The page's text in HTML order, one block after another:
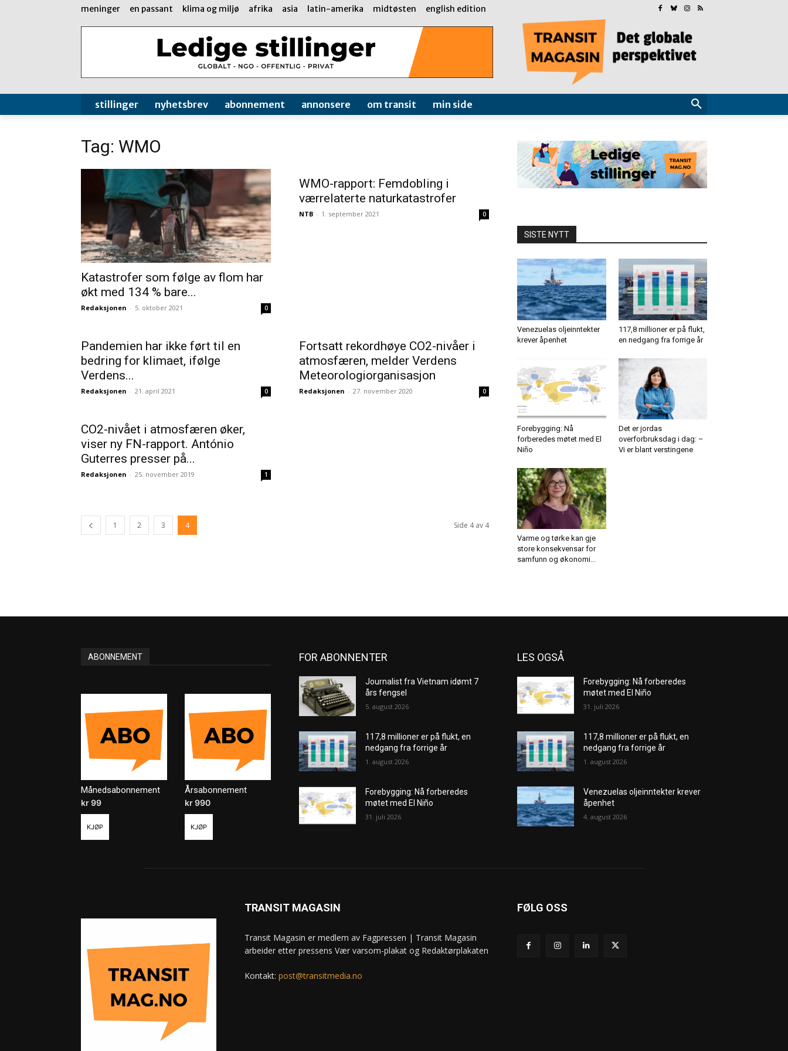
meninger en passant klima og miljø afrika asia latin-amerika midtøsten english edition
stillinger nyhetsbrev abonnement annonsere om transit min side
Tag: WMO
Katastrofer som følge av flom har
økt med 134 % bare...
Redaksjonen - 5. oktober 2021 0
WMO-rapport: Femdobling i
værrelaterte naturkatastrofer
NTB - 1. september 2021 0
Pandemien har ikke ført til en
bedring for klimaet, ifølge
Verdens...
Redaksjonen - 21. april 2021 0
Fortsatt rekordhøye CO2-nivåer i
atmosfæren, melder Verdens
Meteorologiorganisasjon
Redaksjonen - 27. november 2020 0
CO2-nivået i atmosfæren øker,
viser ny FN-rapport. António
Guterres presser på...
Redaksjonen - 25. november 2019 1
1 2 3 4 Side 4 av 4
SISTE NYTT
Venezuelas oljeinntekter
krever åpenhet
117,8 millioner er på flukt,
en nedgang fra forrige år
Forebygging: Nå
forberedes møtet med El
Niño
Det er jordas
overforbruksdag i dag: –
Vi er blant verstingene
Varme og tørke kan gje
store konsekvensar for
samfunn og økonomi...
ABONNEMENT
Månedsabonnement
kr99
KJØP
Årsabonnement
kr990
KJØP
FOR ABONNENTER
Journalist fra Vietnam idømt 7
års fengsel
5. august 2026
117,8 millioner er på flukt, en
nedgang fra forrige år
1. august 2026
Forebygging: Nå forberedes
møtet med El Niño
31. juli 2026
LES OGSÅ
Forebygging: Nå forberedes
møtet med El Niño
31. juli 2026
117,8 millioner er på flukt, en
nedgang fra forrige år
1. august 2026
Venezuelas oljeinntekter krever
åpenhet
4. august 2026
TRANSIT MAGASIN
Transit Magasin er medlem av Fagpressen | Transit Magasin
arbeider etter pressens Vær varsom-plakat og Redaktørplakaten
Kontakt: post@transitmedia.no
FØLG OSS